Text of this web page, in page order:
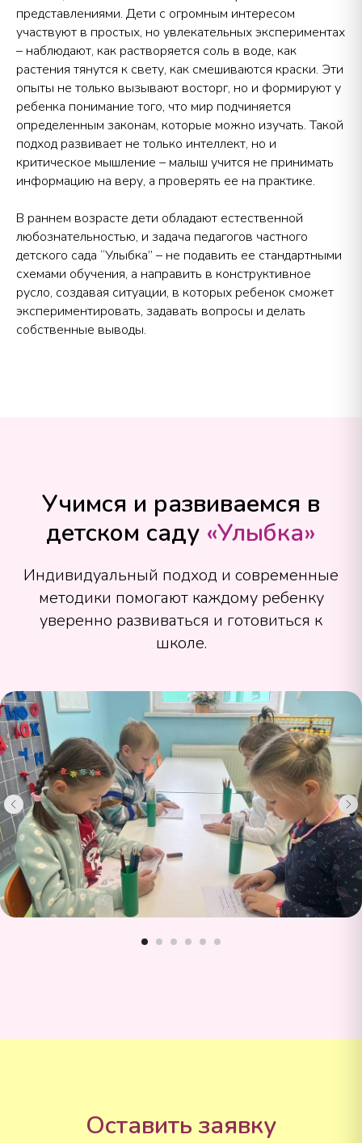
представлениями. Дети с огромным интересом
участвуют в простых, но увлекательных экспериментах
– наблюдают, как растворяется соль в воде, как
растения тянутся к свету, как смешиваются краски. Эти
опыты не только вызывают восторг, но и формируют у
ребенка понимание того, что мир подчиняется
определенным законам, которые можно изучать. Такой
подход развивает не только интеллект, но и
критическое мышление – малыш учится не принимать
информацию на веру, а проверять ее на практике.
В раннем возрасте дети обладают естественной
любознательностью, и задача педагогов частного
детского сада “Улыбка” – не подавить ее стандартными
схемами обучения, а направить в конструктивное
русло, создавая ситуации, в которых ребенок сможет
экспериментировать, задавать вопросы и делать
собственные выводы.
Учимся и развиваемся в
детском саду «Улыбка»
Индивидуальный подход и современные
методики помогают каждому ребенку
уверенно развиваться и готовиться к
школе.
Оставить заявку